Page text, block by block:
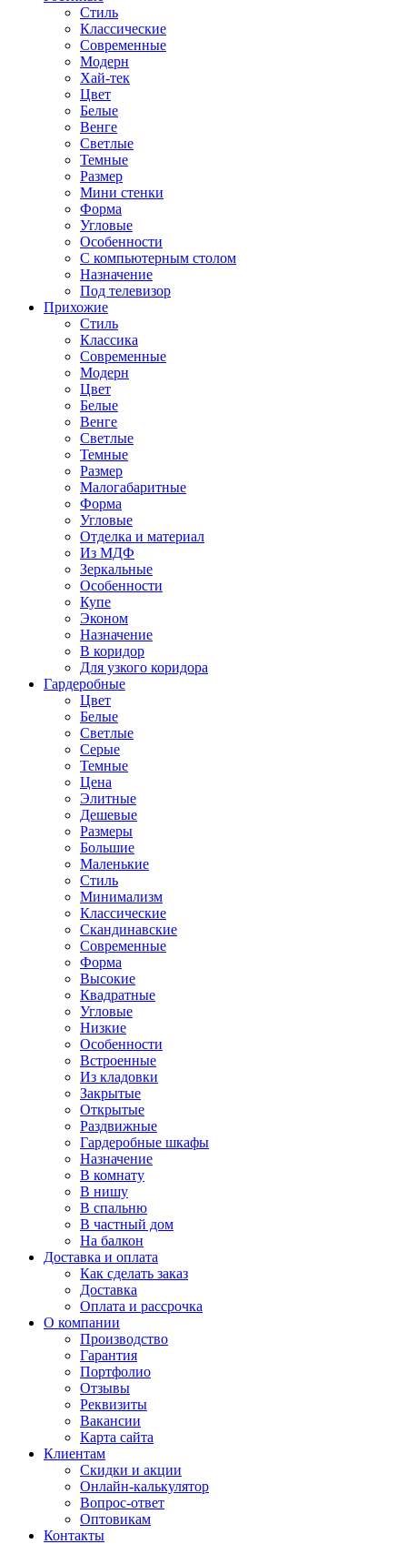
Стиль
Классические
Современные
Модерн
Хай-тек
Цвет
Белые
Венге
Светлые
Темные
Размер
Мини стенки
Форма
Угловые
Особенности
С компьютерным столом
Назначение
Под телевизор
Прихожие
Стиль
Классика
Современные
Модерн
Цвет
Белые
Венге
Светлые
Темные
Размер
Малогабаритные
Форма
Угловые
Отделка и материал
Из МДФ
Зеркальные
Особенности
Купе
Эконом
Назначение
В коридор
Для узкого коридора
Гардеробные
Цвет
Белые
Светлые
Серые
Темные
Цена
Элитные
Дешевые
Размеры
Большие
Маленькие
Стиль
Минимализм
Классические
Скандинавские
Современные
Форма
Высокие
Квадратные
Угловые
Низкие
Особенности
Встроенные
Из кладовки
Закрытые
Открытые
Раздвижные
Гардеробные шкафы
Назначение
В комнату
В нишу
В спальню
В частный дом
На балкон
Доставка и оплата
Как сделать заказ
Доставка
Оплата и рассрочка
О компании
Производство
Гарантия
Портфолио
Отзывы
Реквизиты
Вакансии
Карта сайта
Клиентам
Скидки и акции
Онлайн-калькулятор
Вопрос-ответ
Оптовикам
Контакты